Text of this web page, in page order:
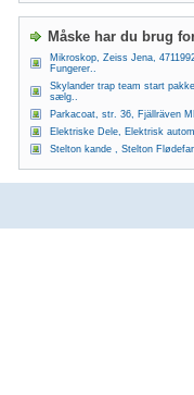
Måske har du brug
Mikroskop, Zeiss Jena,
Fungerer..
Skylander trap team start
sælg..
Parkacoat, str. 36, Fjällräven
Elektriske Dele, Elektrisk
Stelton kande , Stelton